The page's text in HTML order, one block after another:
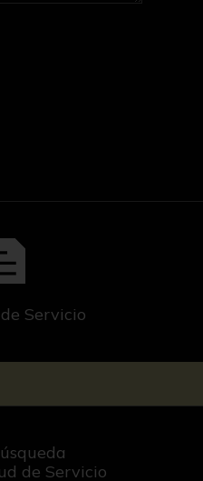
Servicio
de Servicio